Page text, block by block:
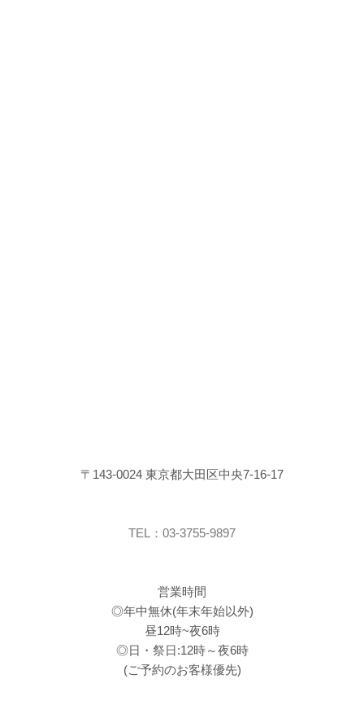
〒143-0024 東京都大田区中央7-16-17
TEL：03-3755-9897
営業時間
◎年中無休(年末年始以外)
昼12時~夜6時
◎日・祭日:12時～夜6時
(ご予約のお客様優先)